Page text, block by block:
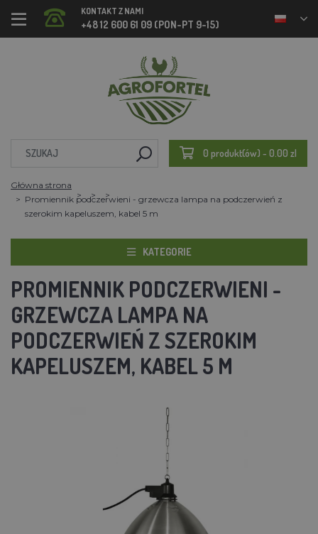
KONTAKT Z NAMI
+48 12 600 61 09 (PON-PT 9-15)
0 produkt(ów) - 0.00 zl
Główna strona
Promiennik podczerwieni - grzewcza lampa na podczerwień z
szerokim kapeluszem, kabel 5 m
KATEGORIE
PROMIENNIK PODCZERWIENI -
GRZEWCZA LAMPA NA
PODCZERWIEŃ Z SZEROKIM
KAPELUSZEM, KABEL 5 M